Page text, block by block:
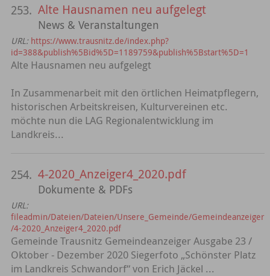
253. Alte Hausnamen neu aufgelegt
News & Veranstaltungen
URL: https://www.trausnitz.de/index.php?
id=388&publish%5Bid%5D=1189759&publish%5Bstart%5D=1
Alte Hausnamen neu aufgelegt
In Zusammenarbeit mit den örtlichen Heimatpflegern,
historischen Arbeitskreisen, Kulturvereinen etc.
möchte nun die LAG Regionalentwicklung im
Landkreis...
254. 4-2020_Anzeiger4_2020.pdf
Dokumente & PDFs
URL:
fileadmin/Dateien/Dateien/Unsere_Gemeinde/Gemeindeanzeiger
/4-2020_Anzeiger4_2020.pdf
Gemeinde Trausnitz Gemeindeanzeiger Ausgabe 23 /
Oktober - Dezember 2020 Siegerfoto „Schönster Platz
im Landkreis Schwandorf“ von Erich Jäckel ...